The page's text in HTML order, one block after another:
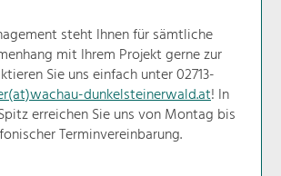
Ortsbild, Baukultur und nachhaltiges
Siedlungswesen.
Land- & Forstwirtschaft
Bewirtschaftung und Pflege der
Kulturlandschaft.
steht Ihnen für sämtliche
mit Ihrem Projekt gerne zur
Sie uns einfach unter 02713-
dunkelsteinerwald.at! In
erreichen Sie uns von Montag bis
Terminvereinbarung.